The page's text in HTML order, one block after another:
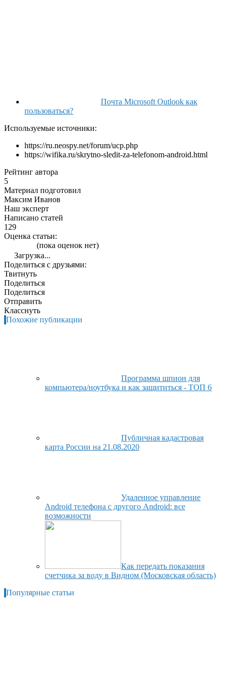
Почта Microsoft Outlook как
пользоваться?
Используемые источники:
https://ru.neospy.net/forum/ucp.php
https://wifika.ru/skrytno-sledit-za-telefonom-android.html
Рейтинг автора
5
Материал подготовил
Максим Иванов
Наш эксперт
Написано статей
129
Оценка статьи:
(пока оценок нет)
Загрузка...
Поделиться с друзьями:
Твитнуть
Поделиться
Поделиться
Отправить
Класснуть
Похожие публикации
Программа шпион для
компьютера/ноутбука и как защититься - ТОП 6
Публичная кадастровая
карта России на 21.08.2020
Удаленное управление
Android телефона с другого Android: все
возможности
Как передать показания
счетчика за воду в Видном (Московская область)
Популярные статьи